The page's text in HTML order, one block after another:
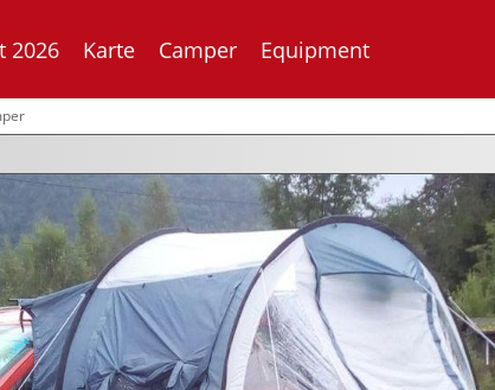
2026 Karte Camper Equipment